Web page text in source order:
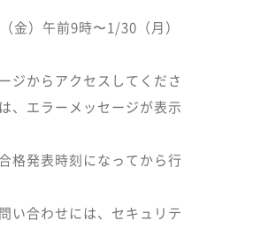
金）午前9時〜1/30（月）
ジからアクセスしてくださ
、エラーメッセージが表示
格発表時刻になってから行
い合わせには、セキュリテ